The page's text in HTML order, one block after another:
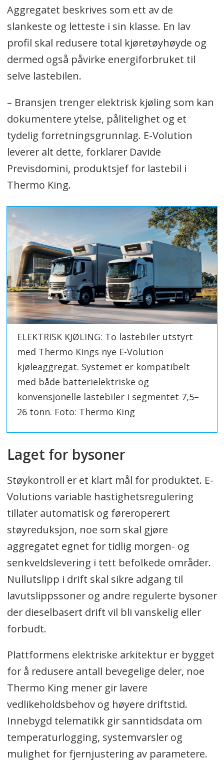
Aggregatet beskrives som ett av de
slankeste og letteste i sin klasse. En lav
profil skal redusere total kjøretøyhøyde og
dermed også påvirke energiforbruket til
selve lastebilen.
– Bransjen trenger elektrisk kjøling som kan
dokumentere ytelse, pålitelighet og et
tydelig forretningsgrunnlag. E-Volution
leverer alt dette, forklarer Davide
Previsdomini, produktsjef for lastebil i
Thermo King.
ELEKTRISK KJØLING: To lastebiler utstyrt
med Thermo Kings nye E-Volution
kjøleaggregat. Systemet er kompatibelt
med både batterielektriske og
konvensjonelle lastebiler i segmentet 7,5–
26 tonn. Foto: Thermo King
Laget for bysoner
Støykontroll er et klart mål for produktet. E-
Volutions variable hastighetsregulering
tillater automatisk og føreroperert
støyreduksjon, noe som skal gjøre
aggregatet egnet for tidlig morgen- og
senkveldslevering i tett befolkede områder.
Nullutslipp i drift skal sikre adgang til
lavutslippssoner og andre regulerte bysoner
der dieselbasert drift vil bli vanskelig eller
forbudt.
Plattformens elektriske arkitektur er bygget
for å redusere antall bevegelige deler, noe
Thermo King mener gir lavere
vedlikeholdsbehov og høyere driftstid.
Innebygd telematikk gir sanntidsdata om
temperaturlogging, systemvarsler og
mulighet for fjernjustering av parametere.